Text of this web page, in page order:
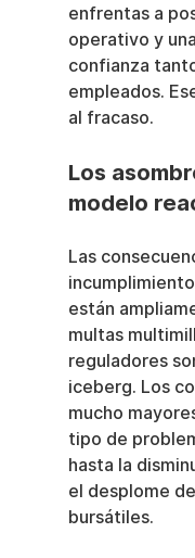
enfrentas a
operativo y
confianza
empleados.
al fracaso.
Los
modelo
Las
están
multas
reguladores
iceberg. Los
mucho
tipo de
hasta la
el desplome
bursátiles.